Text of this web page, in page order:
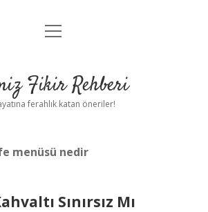
Anasayfa
Yasal Uyarı
menüyü
Fikir Rehberi
ferahlık katan öneriler!
menüsü nedir
Sınırsız Mı